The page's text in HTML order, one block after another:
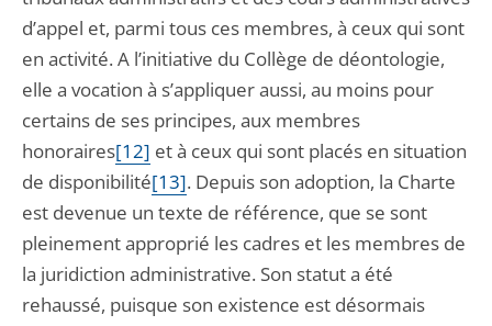
d’appel et, parmi tous ces membres, à ceux qui sont
en activité. A l’initiative du Collège de déontologie,
elle a vocation à s’appliquer aussi, au moins pour
certains de ses principes, aux membres
honoraires[12] et à ceux qui sont placés en situation
de disponibilité[13]. Depuis son adoption, la Charte
est devenue un texte de référence, que se sont
pleinement approprié les cadres et les membres de
la juridiction administrative. Son statut a été
rehaussé, puisque son existence est désormais